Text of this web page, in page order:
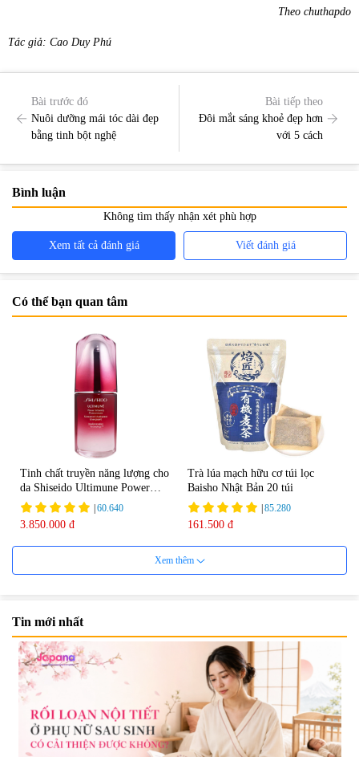
Theo chuthapdo
Tác giả: Cao Duy Phú
Bài trước đó
Nuôi dưỡng mái tóc dài đẹp
bằng tinh bột nghệ
Bài tiếp theo
Đôi mắt sáng khoẻ đẹp hơn
với 5 cách
Bình luận
Không tìm thấy nhận xét phù hợp
Xem tất cả đánh giá Viết đánh giá
Có thể bạn quan tâm
Tinh chất truyền năng lượng cho
da Shiseido Ultimune Power
75ml
|60.640
3.850.000 đ
Trà lúa mạch hữu cơ túi lọc
Baisho Nhật Bản 20 túi
|85.280
161.500 đ
Viên uống bổ não Ribeto Shoji
Ichoha Ekisu Plus - 90 viên
57.920
1.450.000 đ
Viên nang uống cải thiện thị lực,
trí nhớ DHA + EPA + Flaxseed
Oil 30 viên/gói - Date 02/2027
|52.346
225.000 đ
Xem thêm
Tin mới nhất